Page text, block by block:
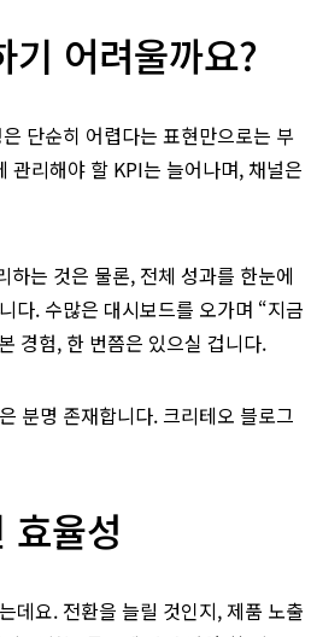
어려울까요?
단순히 어렵다는 표현만으로는 부
관리해야 할 KPI는 늘어나며, 채널은
는 것은 물론, 전체 성과를 한눈에
다. 수많은 대시보드를 오가며 “지금
경험, 한 번쯤은 있으실 겁니다.
분명 존재합니다. 크리테오 블로그
효율성
데요. 전환을 늘릴 것인지, 제품 노출